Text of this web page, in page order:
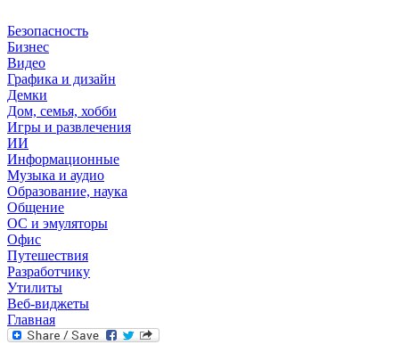
Безопасность
Бизнес
Видео
Графика и дизайн
Демки
Дом, семья, хобби
Игры и развлечения
ИИ
Информационные
Музыка и аудио
Образование, наука
Общение
ОС и эмуляторы
Офис
Путешествия
Разработчику
Утилиты
Веб-виджеты
Главная